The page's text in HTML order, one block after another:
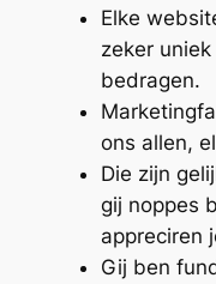
Elke
zeker
bedragen.
ons allen,
Die zijn
gij noppes
appreciren
Gij ben